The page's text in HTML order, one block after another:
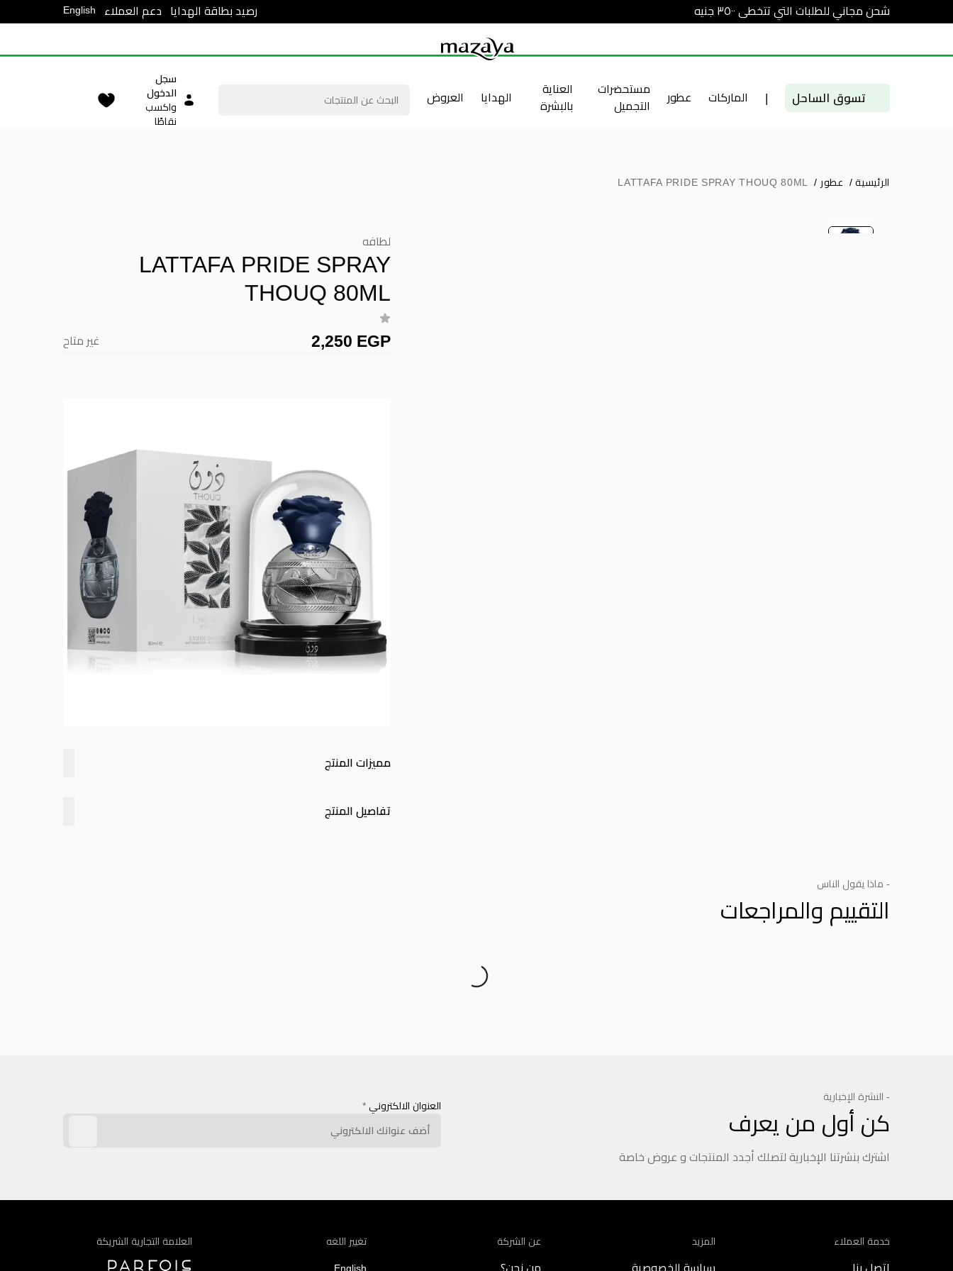
شحن مجاني للطلبات التي تتخطى ٣٥٠٠ جنيه رصيد بطاقة الهدايا دعم العملاء English
تسوق الساحل | الماركات عطور
مستحضرات
التجميل
العناية
بالبشرة
الهدايا العروض
سجل
الدخول
واكسب
نقاطًا
الرئيسية / عطور /
LATTAFA PRIDE SPRAY THOUQ 80ML
لطافه
LATTAFA PRIDE SPRAY
THOUQ 80ML
2,250 EGP غير متاح
مميزات المنتج
تفاصيل المنتج
- ماذا يقول الناس
التقييم والمراجعات
- النشرة الإخبارية
كن أول من يعرف
اشترك بنشرتنا الإخبارية لتصلك أجدد المنتجات و عروض خاصة
العنوان الالكتروني *
خدمة العملاء
اتصل بنا
المزيد
سياسة الخصوصية
عن الشركة
من نحن؟
تغيير اللغه
English
العلامة التجارية الشريكة